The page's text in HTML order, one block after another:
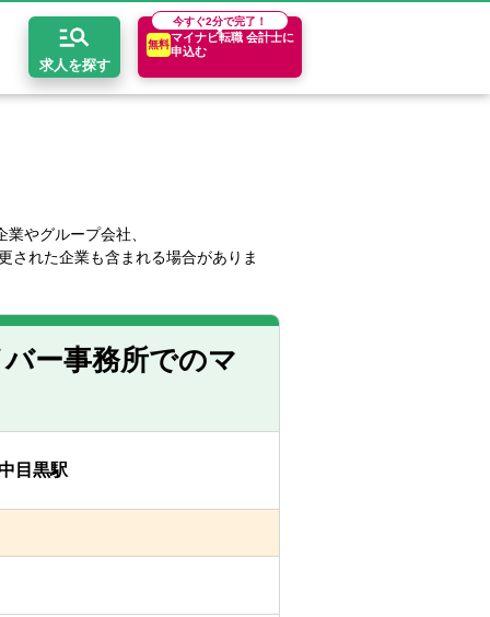
求人を探す
今すぐ2分で完了！
無料
マイナビ転職 会計士に
申込む
マップ
キャリア診断
コンサルティングファーム
事業会社
関東・首都圏
東海
業やグループ会社、
された企業も含まれる場合がありま
ー事務所でのマ
目黒駅